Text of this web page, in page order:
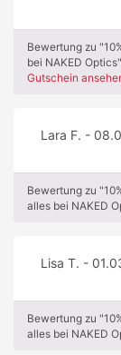
Bewertung zu
bei NAKED Optics"
Gutschein
Lara F. -
Bewertung zu
alles bei NAKED
Lisa T. -
Bewertung zu
alles bei NAKED